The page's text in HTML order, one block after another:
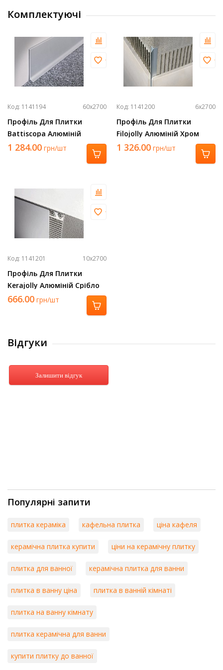
Комплектуючі
Код: 1141194 60х2700
Профіль Для Плитки
Battiscopa Алюміній
Срібло 2700Х60 Ba 600 Asn
1 284.00 грн/шт
Код: 1141200 6х2700
Профіль Для Плитки
Filojolly Алюміній Хром
2700Х6 Rjf 60 Asb
1 326.00 грн/шт
Код: 1141201 10х2700
Профіль Для Плитки
Kerajolly Алюміній Срібло
2700Х10 Tr 100 As
666.00 грн/шт
Відгуки
Залишити відгук
Популярні запити
плитка кераміка кафельна плитка ціна кафеля
керамічна плитка купити ціни на керамічну плитку
плитка для ванної керамічна плитка для ванни
плитка в ванну ціна плитка в ванній кімнаті
плитка на ванну кімнату
плитка керамічна для ванни
купити плитку до ванної